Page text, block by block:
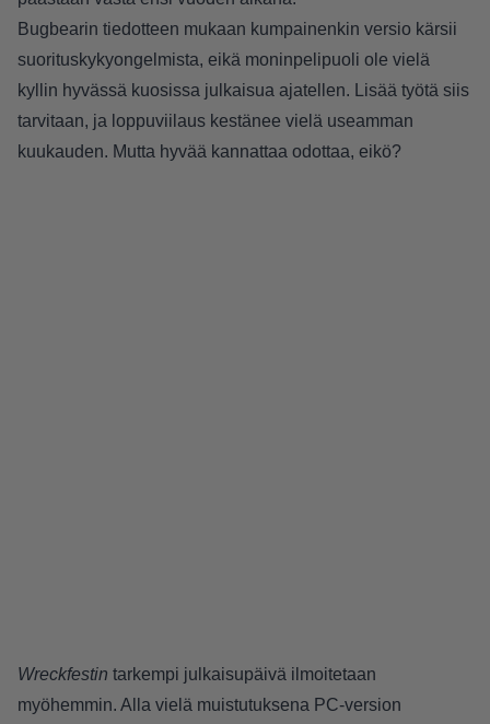
Bugbearin tiedotteen mukaan kumpainenkin versio kärsii
suorituskykyongelmista, eikä moninpelipuoli ole vielä
kyllin hyvässä kuosissa julkaisua ajatellen. Lisää työtä siis
tarvitaan, ja loppuviilaus kestänee vielä useamman
kuukauden. Mutta hyvää kannattaa odottaa, eikö?
Wreckfestin tarkempi julkaisupäivä ilmoitetaan
myöhemmin. Alla vielä muistutuksena PC-version